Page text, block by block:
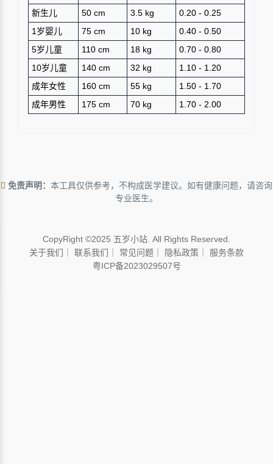
新生儿
50 cm 3.5 kg
0.20 - 0.25
1岁婴儿
75 cm 10 kg
0.40 - 0.50
5岁儿童
110 cm 18 kg
0.70 - 0.80
10岁儿童
140 cm 32 kg
1.10 - 1.20
成年女性
160 cm 55 kg
1.50 - 1.70
成年男性
175 cm 70 kg 1.70 - 2.00
免责声明： 本工具仅供参考，不构成医学建议。如有健康问题，请咨询
专业医生。
CopyRight ©2025 五岁小站. All Rights Reserved.
关于我们
联系我们 常见问题 隐私政策
服务条款
粤ICP备2023029507号